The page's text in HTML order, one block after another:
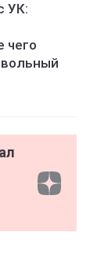
УК:
чего